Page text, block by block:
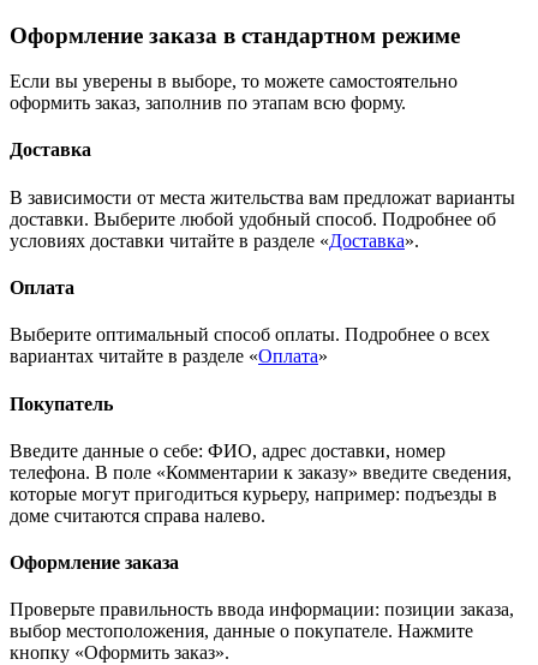
Оформление заказа в стандартном режиме
Если вы уверены в выборе, то можете самостоятельно
оформить заказ, заполнив по этапам всю форму.
Доставка
В зависимости от места жительства вам предложат варианты
доставки. Выберите любой удобный способ. Подробнее об
условиях доставки читайте в разделе «Доставка».
Оплата
Выберите оптимальный способ оплаты. Подробнее о всех
вариантах читайте в разделе «Оплата»
Покупатель
Введите данные о себе: ФИО, адрес доставки, номер
телефона. В поле «Комментарии к заказу» введите сведения,
которые могут пригодиться курьеру, например: подъезды в
доме считаются справа налево.
Оформление заказа
Проверьте правильность ввода информации: позиции заказа,
выбор местоположения, данные о покупателе. Нажмите
кнопку «Оформить заказ».